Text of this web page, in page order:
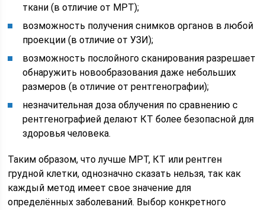
ткани (в отличие от МРТ);
возможность получения снимков органов в любой
проекции (в отличие от УЗИ);
возможность послойного сканирования разрешает
обнаружить новообразования даже небольших
размеров (в отличие от рентгенографии);
незначительная доза облучения по сравнению с
рентгенографией делают КТ более безопасной для
здоровья человека.
Таким образом, что лучше МРТ, КТ или рентген
грудной клетки, однозначно сказать нельзя, так как
каждый метод имеет свое значение для
определённых заболеваний. Выбор конкретного